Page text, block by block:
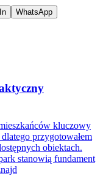
WhatsApp
kluczowy
przygotowałem
obiektach.
stanowią fundament